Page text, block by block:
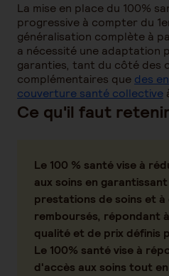
La mise en place du 100%
progressive à compter du
généralisation complète à
a nécessité une adaptation
garanties, tant du côté des
complémentaires que des
couverture santé collective
Ce qu'il faut
Le 100 % santé vise à
aux soins en
prestations de soins et à
remboursés, répondant
qualité et de prix définis
Le 100% santé vise à
d'accès aux soins tout